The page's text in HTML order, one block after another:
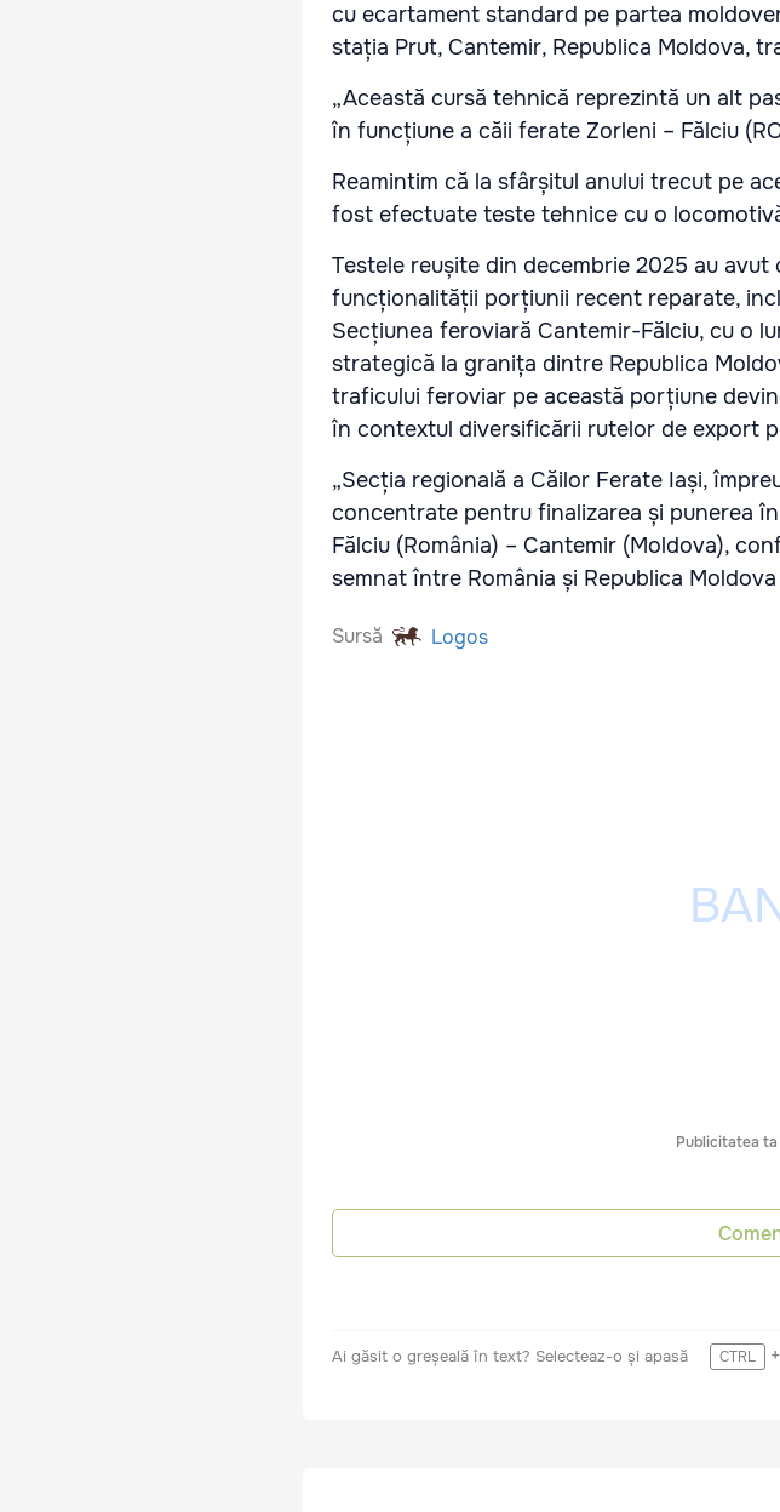
cu ecartament standard pe partea
stația Prut, Cantemir, Republica Moldova,
„Această cursă tehnică reprezintă un alt
în funcțiune a căii ferate Zorleni – Fălciu
Reamintim că la sfârșitul anului trecut pe
fost efectuate teste tehnice cu o
Testele reușite din decembrie 2025 au
funcționalității porțiunii recent reparate,
Secțiunea feroviară Cantemir-Fălciu, cu o
strategică la granița dintre Republica
traficului feroviar pe această porțiune
în contextul diversificării rutelor de export
„Secția regională a Căilor Ferate Iași,
concentrate pentru finalizarea și punerea
Fălciu (România) – Cantemir (Moldova),
semnat între România și Republica
Sursă Logos
Publicitatea
Ai găsit o greșeală în text? Selecteaz-o și apasă CTRL +